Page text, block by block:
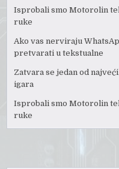
Isprobali smo Motorolin
ruke
Ako vas nerviraju
pretvarati u tekstualne
Zatvara se jedan od
igara
Isprobali smo Motorolin
ruke